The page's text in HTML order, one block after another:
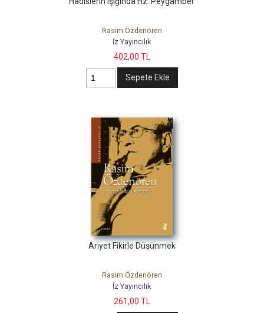
Rasim Özdenören
İz Yayıncılık
402,00 TL
Sepete Ekle
Ariyet Fikirle Düşünmek
Rasim Özdenören
İz Yayıncılık
261,00 TL